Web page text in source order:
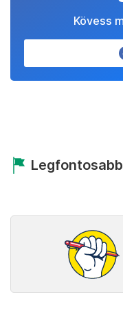
Kövess
Legfontosabb